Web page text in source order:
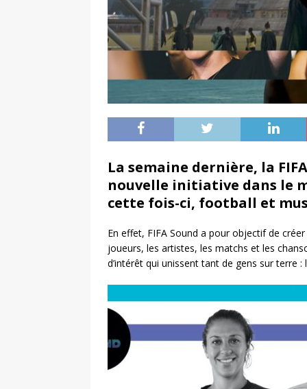
La semaine dernière, la
nouvelle initiative dans le
cette fois-ci, football et
En effet, FIFA Sound a pour objectif de
joueurs, les artistes, les matchs et les
d’intérêt qui unissent tant de gens sur terre